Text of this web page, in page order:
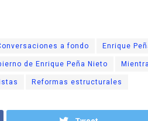
a fondo Enrique
de Enrique Peña Nieto
Reformas estructurales